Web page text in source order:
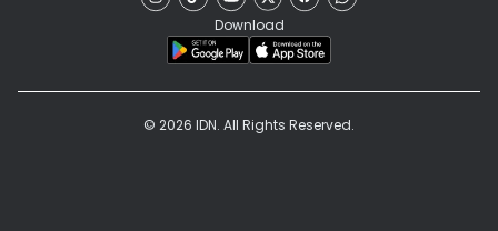
Download
© 2026 IDN. All Rights Reserved.